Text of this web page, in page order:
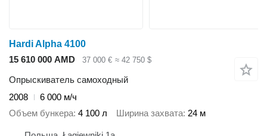
Hardi Alpha 4100
15 610 000 AMD
37 000 € ≈ 42 750 $
Опрыскиватель самоходный
2008
6 000 м/ч
Объем бункера 4 100 л Ширина захвата 24 м